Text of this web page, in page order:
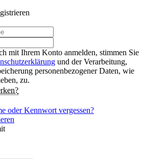
mit Ihrem Konto anmelden, stimmen Sie
und der Verarbeitung,
personenbezogener Daten, wie
zu.
oder Kennwort vergessen?